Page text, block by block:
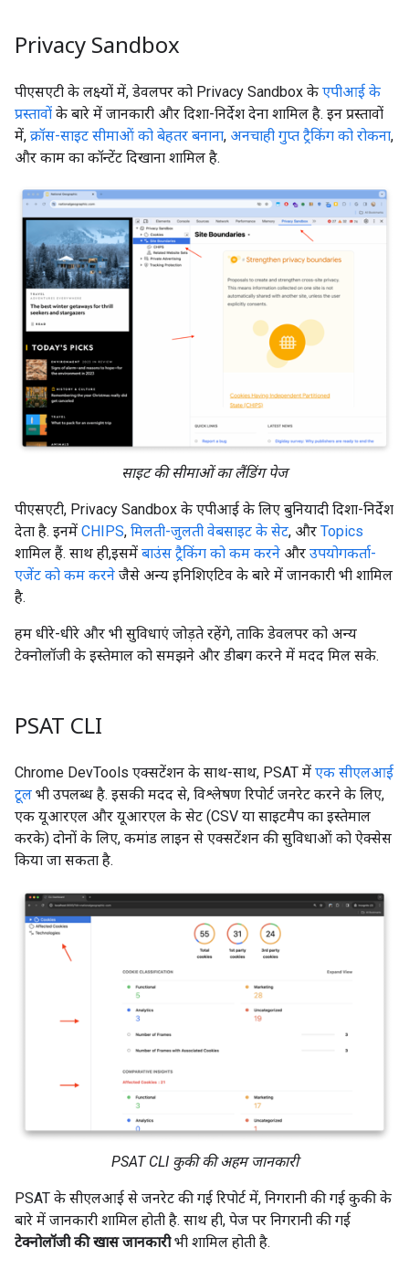
Privacy Sandbox
पीएसएटी के लक्ष्यों में, डेवलपर को Privacy Sandbox के एपीआई के
प्रस्तावों के बारे में जानकारी और दिशा-निर्देश देना शामिल है. इन प्रस्तावों
में, क्रॉस-साइट सीमाओं को बेहतर बनाना, अनचाही गुप्त ट्रैकिंग को रोकना,
और काम का कॉन्टेंट दिखाना शामिल है.
साइट की सीमाओं का लैंडिंग पेज
पीएसएटी, Privacy Sandbox के एपीआई के लिए बुनियादी दिशा-निर्देश
देता है. इनमें CHIPS, मिलती-जुलती वेबसाइट के सेट, और Topics
शामिल हैं. साथ ही,इसमें बाउंस ट्रैकिंग को कम करने और उपयोगकर्ता-
एजेंट को कम करने जैसे अन्य इनिशिएटिव के बारे में जानकारी भी शामिल
है.
हम धीरे-धीरे और भी सुविधाएं जोड़ते रहेंगे, ताकि डेवलपर को अन्य
टेक्नोलॉजी के इस्तेमाल को समझने और डीबग करने में मदद मिल सके.
PSAT CLI
Chrome DevTools एक्सटेंशन के साथ-साथ, PSAT में एक सीएलआई
टूल भी उपलब्ध है. इसकी मदद से, विश्लेषण रिपोर्ट जनरेट करने के लिए,
एक यूआरएल और यूआरएल के सेट (CSV या साइटमैप का इस्तेमाल
करके) दोनों के लिए, कमांड लाइन से एक्सटेंशन की सुविधाओं को ऐक्सेस
किया जा सकता है.
PSAT CLI कुकी की अहम जानकारी
PSAT के सीएलआई से जनरेट की गई रिपोर्ट में, निगरानी की गई कुकी के
बारे में जानकारी शामिल होती है. साथ ही, पेज पर निगरानी की गई
टेक्नोलॉजी की खास जानकारीभी शामिल होती है.